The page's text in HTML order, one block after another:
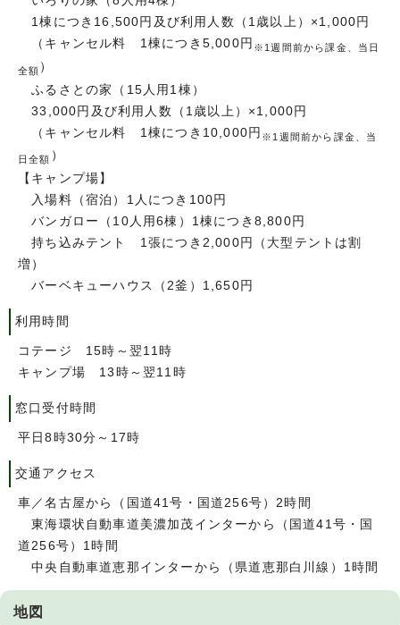
1棟につき16,500円及び利用人数（1歳以上）×1,000円
（キャンセル料 1棟につき5,000円 ※1週間前から課金、当日
全額 ）
ふるさとの家（15人用1棟）
33,000円及び利用人数（1歳以上）×1,000円
（キャンセル料 1棟につき10,000円 ※1週間前から課金、当
日全額 ）
【キャンプ場】
入場料（宿泊）1人につき100円
バンガロー（10人用6棟）1棟につき8,800円
持ち込みテント 1張につき2,000円（大型テントは割
増）
バーベキューハウス（2釜）1,650円
利用時間
コテージ 15時～翌11時
キャンプ場 13時～翌11時
窓口受付時間
平日8時30分～17時
交通アクセス
車／名古屋から（国道41号・国道256号）2時間
東海環状自動車道美濃加茂インターから（国道41号・国
道256号）1時間
中央自動車道恵那インターから（県道恵那白川線）1時間
地図